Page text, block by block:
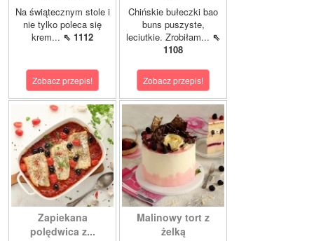
Na świątecznym stole i
nie tylko poleca się
krem... ⇖ 1112
Zobacz przepis!
Chińskie bułeczki bao
buns puszyste,
leciutkie. Zrobiłam... ⇖
1108
Zobacz przepis!
Zapiekana
polędwica z...
Malinowy tort z
żelką